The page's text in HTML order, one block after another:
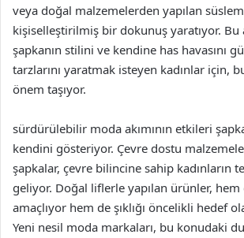
veya doğal malzemelerden yapılan
kişiselleştirilmiş bir dokunuş yaratıyor. Bu
şapkanın stilini ve kendine has havasını
tarzlarını yaratmak isteyen kadınlar için,
önem taşıyor.
sürdürülebilir moda akımının etkileri
kendini gösteriyor. Çevre dostu
şapkalar, çevre bilincine sahip kadınların
geliyor. Doğal liflerle yapılan ürünler, hem
amaçlıyor hem de şıklığı öncelikli hedef
Yeni nesil moda markaları, bu konudaki